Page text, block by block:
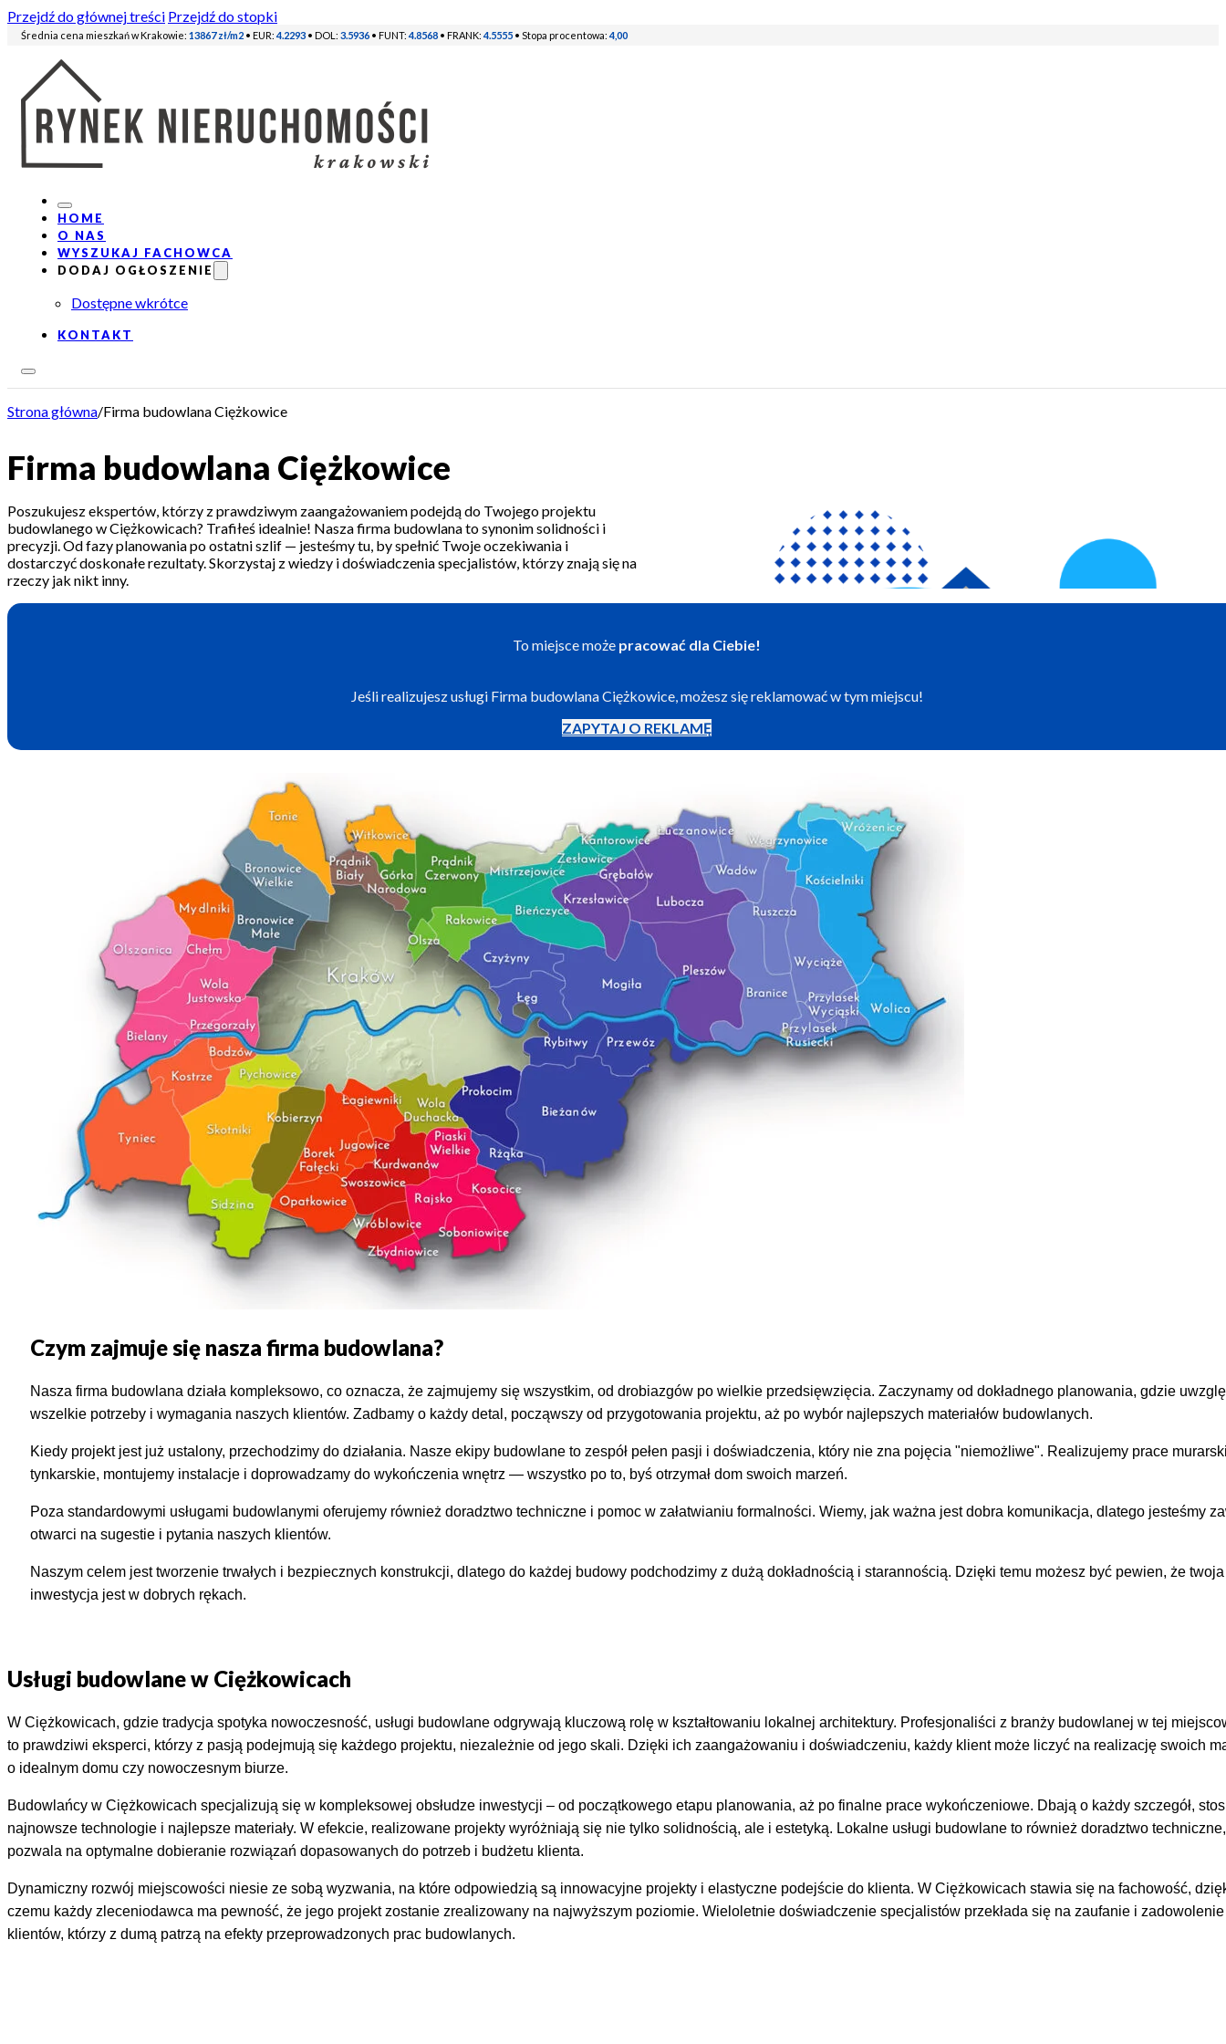
Przejdź do głównej treści Przejdź do stopki
Średnia cena mieszkań w Krakowie: 13867 zł/m2 • EUR: 4.2293 • DOL: 3.5936 • FUNT: 4.8568 • FRANK: 4.5555 • Stopa procentowa: 4,00
HOME
O NAS
WYSZUKAJ FACHOWCA
DODAJ OGŁOSZENIE
Dostępne wkrótce
KONTAKT
Strona główna/Firma budowlana Ciężkowice
Firma budowlana Ciężkowice
Poszukujesz ekspertów, którzy z prawdziwym zaangażowaniem podejdą do Twojego projektu
budowlanego w Ciężkowicach? Trafiłeś idealnie! Nasza firma budowlana to synonim solidności i
precyzji. Od fazy planowania po ostatni szlif — jesteśmy tu, by spełnić Twoje oczekiwania i
dostarczyć doskonałe rezultaty. Skorzystaj z wiedzy i doświadczenia specjalistów, którzy znają się na
rzeczy jak nikt inny.
To miejsce może pracować dla Ciebie!
Jeśli realizujesz usługi Firma budowlana Ciężkowice, możesz się reklamować w tym miejscu!
ZAPYTAJ O REKLAMĘ
Czym zajmuje się nasza firma budowlana?
Nasza firma budowlana działa kompleksowo, co oznacza, że zajmujemy się wszystkim, od drobiazgów po wielkie przedsięwzięcia. Zaczynamy od dokładnego planowania, gdzie
wszelkie potrzeby i wymagania naszych klientów. Zadbamy o każdy detal, począwszy od przygotowania projektu, aż po wybór najlepszych materiałów budowlanych.
Kiedy projekt jest już ustalony, przechodzimy do działania. Nasze ekipy budowlane to zespół pełen pasji i doświadczenia, który nie zna pojęcia "niemożliwe". Realizujemy prace
tynkarskie, montujemy instalacje i doprowadzamy do wykończenia wnętrz — wszystko po to, byś otrzymał dom swoich marzeń.
Poza standardowymi usługami budowlanymi oferujemy również doradztwo techniczne i pomoc w załatwianiu formalności. Wiemy, jak ważna jest dobra komunikacja, dlatego jesteśmy
otwarci na sugestie i pytania naszych klientów.
Naszym celem jest tworzenie trwałych i bezpiecznych konstrukcji, dlatego do każdej budowy podchodzimy z dużą dokładnością i starannością. Dzięki temu możesz być pewien, że twoja
inwestycja jest w dobrych rękach.
Usługi budowlane w Ciężkowicach
W Ciężkowicach, gdzie tradycja spotyka nowoczesność, usługi budowlane odgrywają kluczową rolę w kształtowaniu lokalnej architektury. Profesjonaliści z branży budowlanej w tej
to prawdziwi eksperci, którzy z pasją podejmują się każdego projektu, niezależnie od jego skali. Dzięki ich zaangażowaniu i doświadczeniu, każdy klient może liczyć na realizację swoich
o idealnym domu czy nowoczesnym biurze.
Budowlańcy w Ciężkowicach specjalizują się w kompleksowej obsłudze inwestycji – od początkowego etapu planowania, aż po finalne prace wykończeniowe. Dbają o każdy szczegół,
najnowsze technologie i najlepsze materiały. W efekcie, realizowane projekty wyróżniają się nie tylko solidnością, ale i estetyką. Lokalne usługi budowlane to również doradztwo
pozwala na optymalne dobieranie rozwiązań dopasowanych do potrzeb i budżetu klienta.
Dynamiczny rozwój miejscowości niesie ze sobą wyzwania, na które odpowiedzią są innowacyjne projekty i elastyczne podejście do klienta. W Ciężkowicach stawia się na fachowość,
czemu każdy zleceniodawca ma pewność, że jego projekt zostanie zrealizowany na najwyższym poziomie. Wieloletnie doświadczenie specjalistów przekłada się na zaufanie i zadowolenie
klientów, którzy z dumą patrzą na efekty przeprowadzonych prac budowlanych.